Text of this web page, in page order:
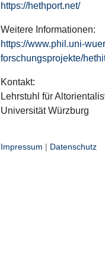
https://hethport.net/
Weitere Informationen:
https://www.phil.uni-
forschungsprojekte/
Kontakt:
Lehrstuhl für
Universität Würzburg
Impressum | Datenschutz